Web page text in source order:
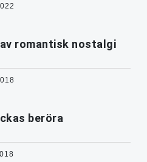
romantisk nostalgi
beröra